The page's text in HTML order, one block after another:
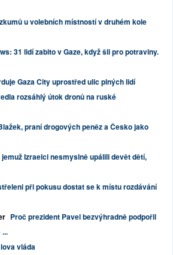
u volebních místností v druhém kole
31 lidí zabito v Gaze, když šli pro potraviny.
Gaza City uprostřed ulic plných lidí
rozsáhlý útok dronů na ruské
praní drogových peněz a Česko jako
jemuž Izraelci nesmyslně upálili devět dětí,
při pokusu dostat se k místu rozdávání
Proč prezident Pavel bezvýhradně podpořil
vláda